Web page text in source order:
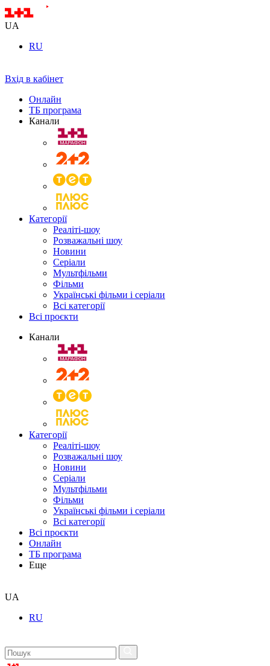
UA
RU
Вхід в кабінет
Онлайн
ТБ програма
Канали
Категорії
Реаліті-шоу
Розважальні шоу
Новини
Серіали
Мультфільми
Фільми
Українські фільми і серіали
Всі категорії
Всі проєкти
Канали
Категорії
Реаліті-шоу
Розважальні шоу
Новини
Серіали
Мультфільми
Фільми
Українські фільми і серіали
Всі категорії
Всі проєкти
Онлайн
ТБ програма
Еще
UA
RU